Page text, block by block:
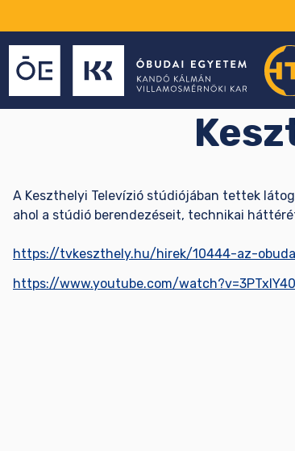
A Keszthelyi Televízió stúdiójában tettek
ahol a stúdió berendezéseit, technikai
https://tvkeszthely.hu/hirek/10444-az-
https://www.youtube.com/